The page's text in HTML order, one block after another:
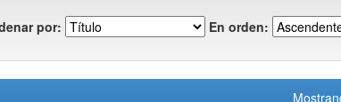
por: En orden: